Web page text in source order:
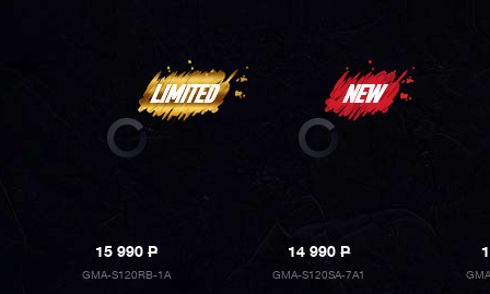
15 990P
GMA-S120RB-1A
14 990P
GMA-S120SA-7A1